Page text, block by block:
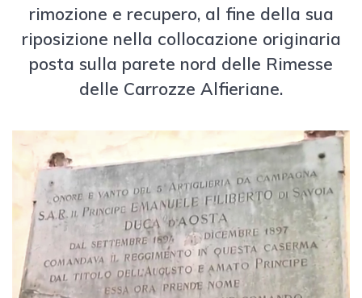
rimozione e recupero, al fine della sua
riposizione nella collocazione originaria
posta sulla parete nord delle Rimesse
delle Carrozze Alfieriane.